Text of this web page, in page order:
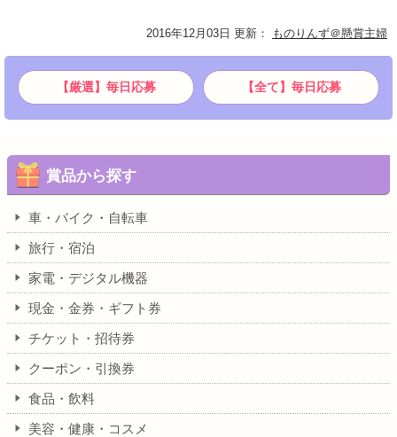
2016年12月03日 更新 ： ものりんず＠懸賞主婦
【厳選】毎日応募 【全て】毎日応募
賞品から探す
車・バイク・自転車
旅行・宿泊
家電・デジタル機器
現金・金券・ギフト券
チケット・招待券
クーポン・引換券
食品・飲料
美容・健康・コスメ